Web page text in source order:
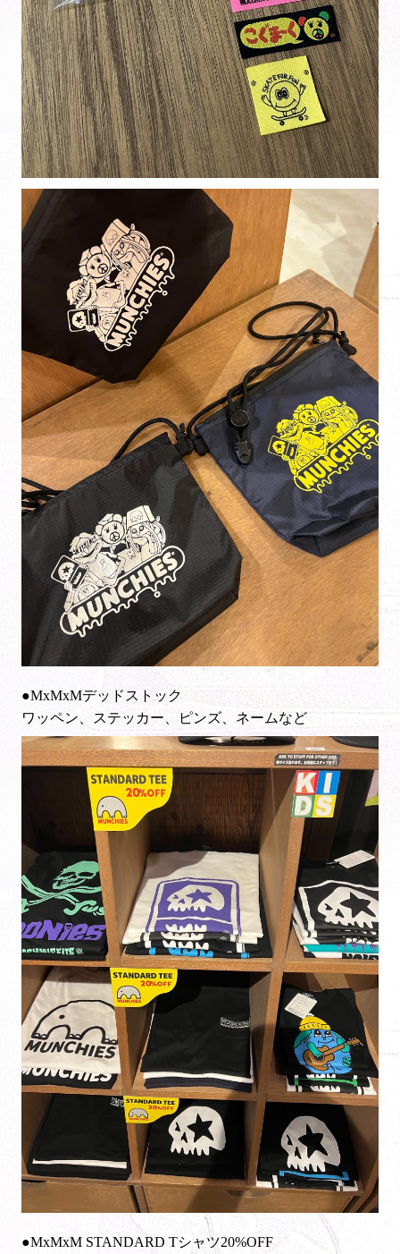
●MxMxMデッドストック
ワッペン、ステッカー、ピンズ、ネームなど
●MxMxM STANDARD Tシャツ20%OFF